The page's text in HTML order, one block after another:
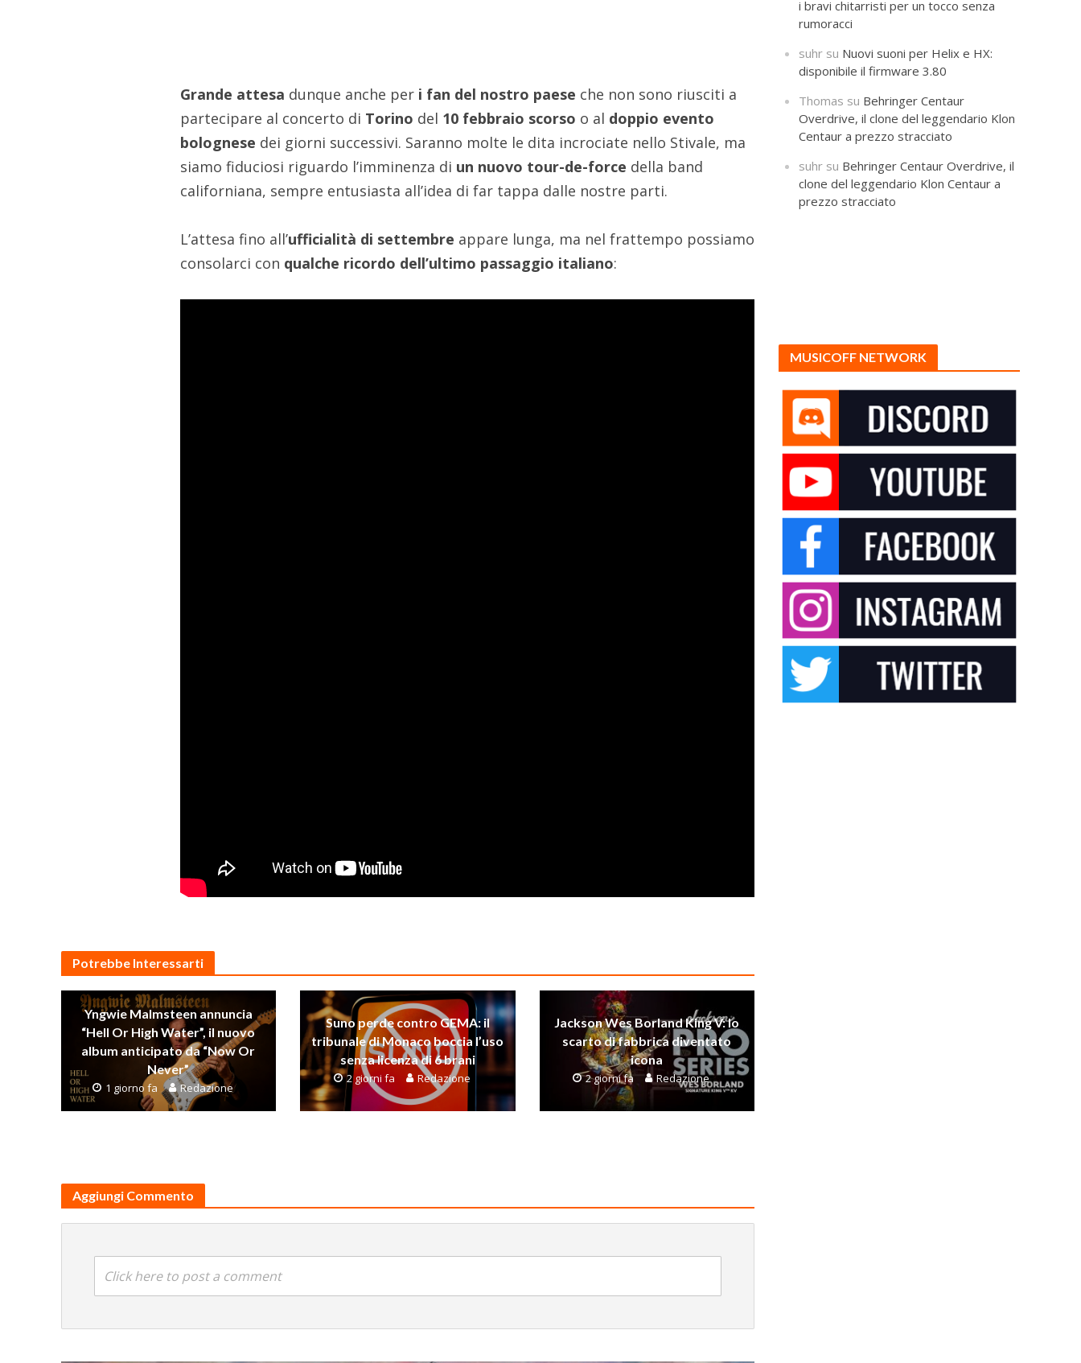
Grande attesa dunque anche per i fan del nostro paese che non sono riusciti a
partecipare al concerto di Torino del 10 febbraio scorso o al doppio evento
bolognese dei giorni successivi. Saranno molte le dita incrociate nello Stivale, ma
siamo fiduciosi riguardo l’imminenza di un nuovo tour-de-force della band
californiana, sempre entusiasta all’idea di far tappa dalle nostre parti.
L’attesa fino all’ufficialità di settembre appare lunga, ma nel frattempo possiamo
consolarci con qualche ricordo dell’ultimo passaggio italiano:
Potrebbe Interessarti
Yngwie Malmsteen annuncia
“Hell Or High Water”, il nuovo
album anticipato da “Now Or
Never”
1 giorno fa Redazione
Suno perde contro GEMA: il
tribunale di Monaco boccia l’uso
senza licenza di 6 brani
2 giorni fa Redazione
Jackson Wes Borland King V: lo
scarto di fabbrica diventato
icona
2 giorni fa Redazione
Aggiungi Commento
Click here to post a comment
i bravi chitarristi per un tocco senza
rumoracci
suhr su Nuovi suoni per Helix e HX:
disponibile il firmware 3.80
Thomas su Behringer Centaur
Overdrive, il clone del leggendario Klon
Centaur a prezzo stracciato
suhr su Behringer Centaur Overdrive, il
clone del leggendario Klon Centaur a
prezzo stracciato
MUSICOFF NETWORK